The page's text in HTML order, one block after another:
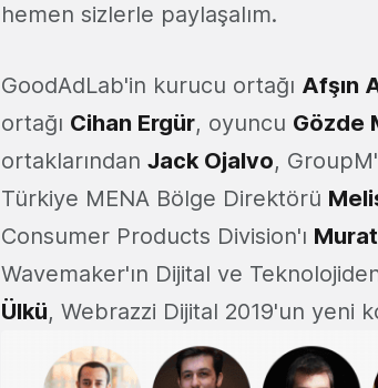
hemen sizlerle paylaşalım.
GoodAdLab'in kurucu ortağı Afşın
ortağı Cihan Ergür, oyuncu Gözde
ortaklarından Jack Ojalvo,
Türkiye MENA Bölge Direktörü
Consumer Products Division'ı
Wavemaker'ın Dijital ve
Ülkü, Webrazzi Dijital 2019'un yeni